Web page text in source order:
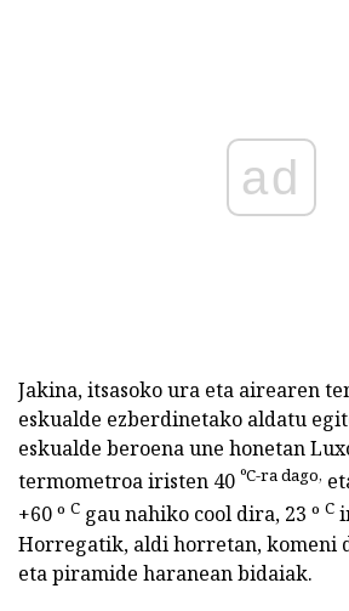
ad
Jakina, itsasoko ura eta airearen
eskualde ezberdinetako aldatu
eskualde beroena une honetan
termometroa iristen 40 ºC-ra dago,
+60 º C gau nahiko cool dira, 23 º C
Horregatik, aldi horretan, komeni
eta piramide haranean bidaiak.